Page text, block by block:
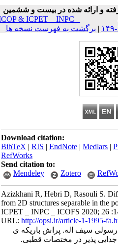
و ارائه شده در بیست و ششمین
ICOP & ICPET _ INPC _
| برگشت به فهرست نسخه ها
Download citation:
BibTeX|RIS|EndNote|Medlars
RefWorks
Send citation to:
Mendeley
Zotero
Azizkhani R, Hebri D, Rasouli S.
from 2D structures separable in the
ICPET _ INPC _ ICOFS 2020; 26
URL:http://opsi.ir/article-1-1995-
سیف اله. پراش باریکه ی
پذیر در مختصات قطبی.